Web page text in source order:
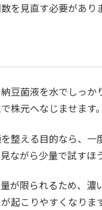
を見直す必要があり
豆菌液を水でしっか
株元へなじませます。
整える目的なら、一
ながら少量で試すほ
が限られるため、濃
起こりやすくなります